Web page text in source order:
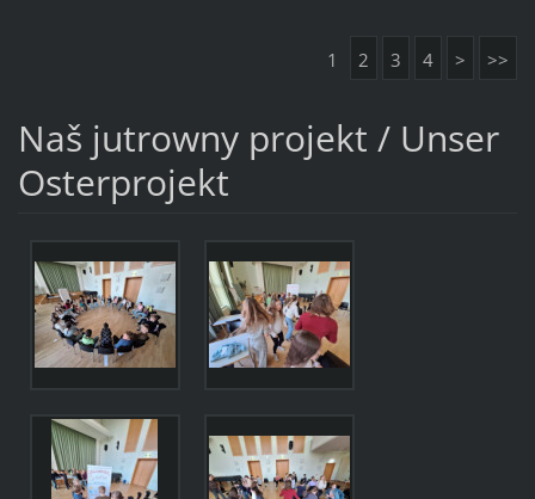
1 2 3 4 > >>
Naš jutrowny projekt / Unser
Osterprojekt